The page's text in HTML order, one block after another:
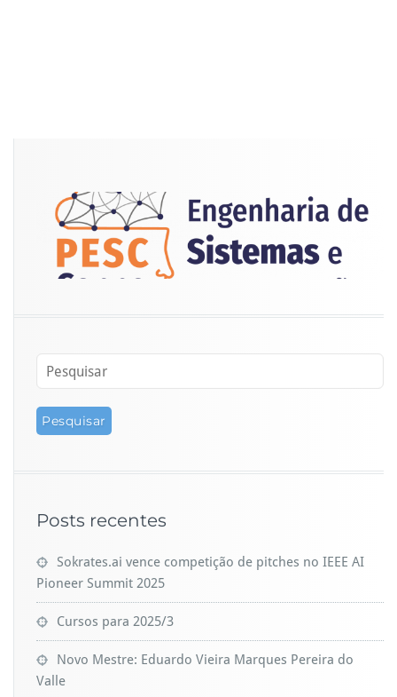
Posts recentes
Sokrates.ai vence competição de pitches no IEEE AI
Pioneer Summit 2025
Cursos para 2025/3
Novo Mestre: Eduardo Vieira Marques Pereira do
Valle